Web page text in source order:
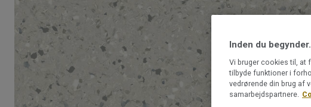
Inden du
Vi bruger cookies til, at
tilbyde funktioner i
vedrørende din brug af
samarbejdspartnere.